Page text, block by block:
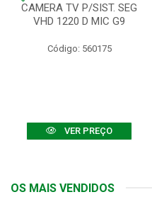
CAMERA TV P/SIST. SEG
VHD 1220 D MIC G9
Código: 560175
VER PREÇO
OS MAIS VENDIDOS